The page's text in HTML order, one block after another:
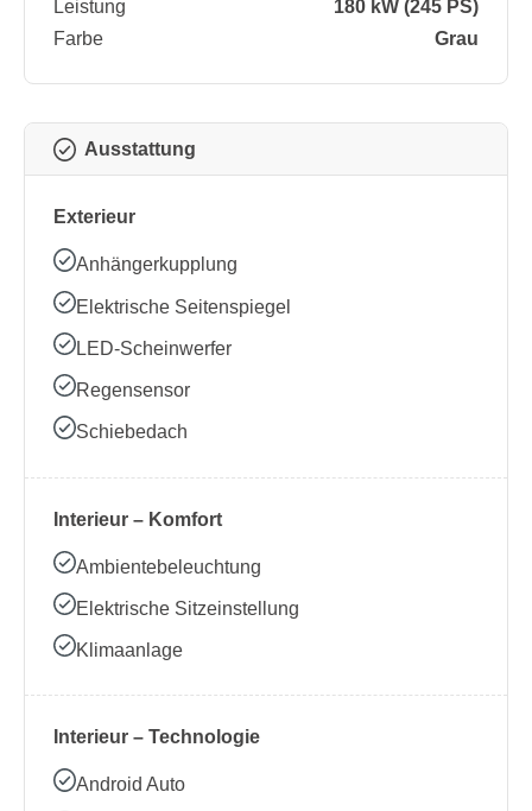
Leistung
180 kW (245 PS)
Farbe
Grau
Ausstattung
Exterieur
Anhängerkupplung
Elektrische Seitenspiegel
LED-Scheinwerfer
Regensensor
Schiebedach
Interieur – Komfort
Ambientebeleuchtung
Elektrische Sitzeinstellung
Klimaanlage
Interieur – Technologie
Android Auto